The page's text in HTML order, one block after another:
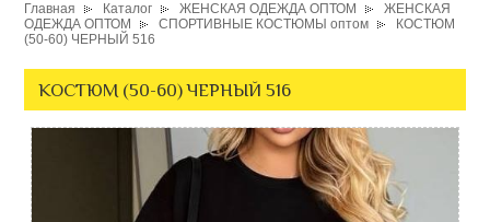
Главная Каталог ЖЕНСКАЯ ОДЕЖДА ОПТОМ
ЖЕНСКАЯ
ОДЕЖДА ОПТОМ
СПОРТИВНЫЕ КОСТЮМЫ оптом
КОСТЮМ
(50-60) ЧЕРНЫЙ 516
КОСТЮМ (50-60) ЧЕРНЫЙ 516